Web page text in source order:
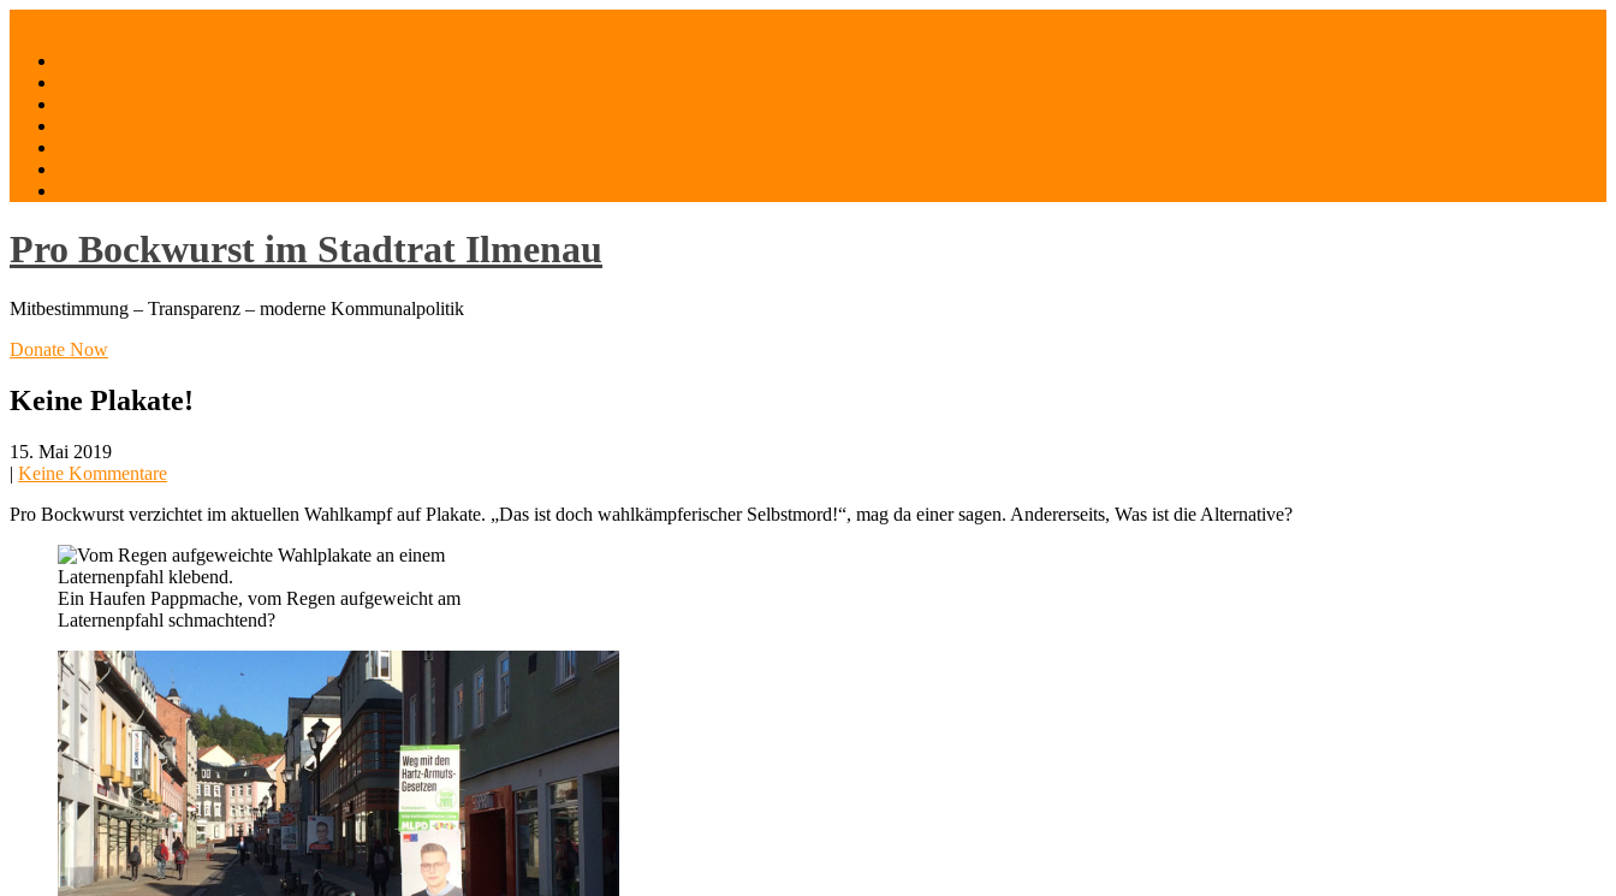
content
Pro Bockwurst im Stadtrat Ilmenau
Mitbestimmung – Transparenz – moderne Kommunalpolitik
Donate Now
Keine Plakate!
15. Mai 2019
| Keine Kommentare
Pro Bockwurst verzichtet im aktuellen Wahlkampf auf Plakate. „Das ist doch wahlkämpferischer Selbstmord!“, mag da einer sagen. Andererseits, Was ist die Alternative?
Ein Haufen Pappmache, vom Regen aufgeweicht am
Laternenpfahl schmachtend?